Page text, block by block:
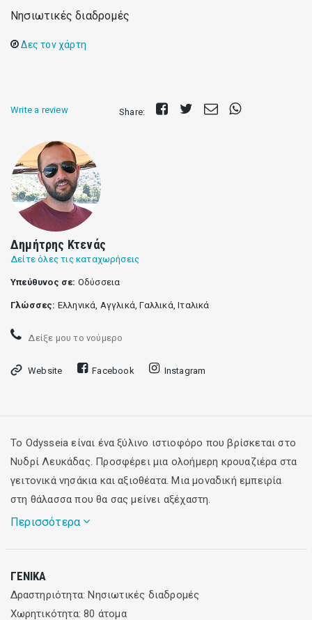
Νησιωτικές διαδρομές
Δες τον χάρτη
Write a review Share:
Share
on
Tweet
SendShare
on
Δημήτρης Κτενάς
Δείτε όλες τις καταχωρήσεις
Υπεύθυνος σε: Οδύσσεια
Γλώσσες: Ελληνικά, Αγγλικά, Γαλλικά, Ιταλικά
Δείξε μου το νούμερο
Website Facebook Instagram
Το Odysseia είναι ένα ξύλινο ιστιοφόρο που βρίσκεται στο
Νυδρί Λευκάδας. Προσφέρει μια ολοήμερη κρουαζιέρα στα
γειτονικά νησάκια και αξιοθέατα. Μια μοναδική εμπειρία
στη θάλασσα που θα σας μείνει αξέχαστη.
Περισσότερα
Το ταξίδι μας είναι σχεδιασμένο με τέτοιο τρόπο, ώστε να
ελαχιστοποιούνται οι αποστάσεις εν πλω, επιτρέποντάς
σας να περάσετε τις περισσότερες ώρες της ημέρας
ΓΕΝΙΚΆ
Δραστηριότητα: Νησιωτικές διαδρομές
Χωρητικότητα: 80 άτομα